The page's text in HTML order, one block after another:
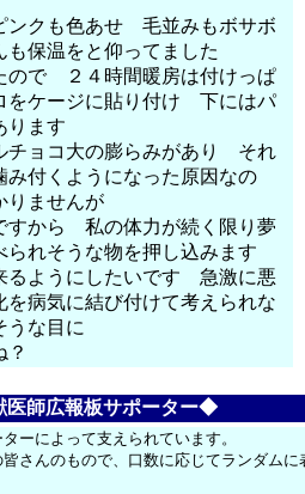
ンクも色あせ 毛並みもボサボ
保温をと仰ってました
ので ２４時間暖房は付けっぱ
ケージに貼り付け 下にはパ
ります
チョコ大の膨らみがあり それ
み付くようになった原因なの
ませんが
すから 私の体力が続く限り夢
れそうな物を押し込みます
るようにしたいです 急激に悪
病気に結び付けて考えられな
な目に
？
師広報板サポーター◆
ーによって支えられています。
さんのもので、口数に応じてランダムに